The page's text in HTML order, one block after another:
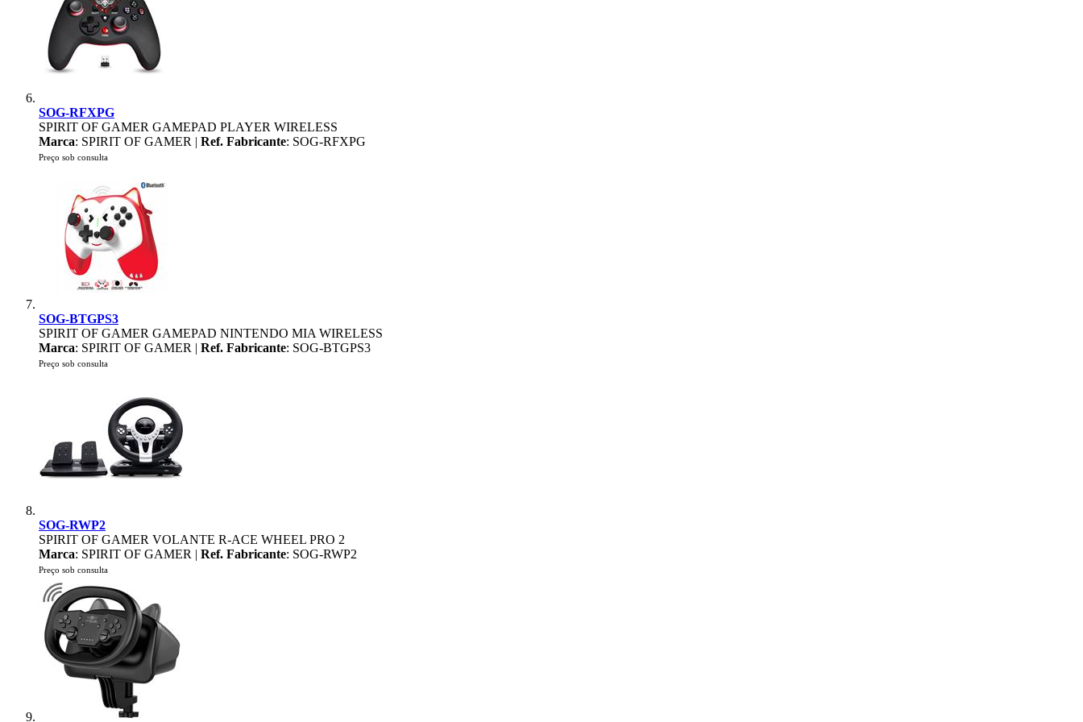
SOG-RFXPG
SPIRIT OF GAMER GAMEPAD PLAYER WIRELESS
Marca: SPIRIT OF GAMER | Ref. Fabricante: SOG-RFXPG
Preço sob consulta
SOG-BTGPS3
SPIRIT OF GAMER GAMEPAD NINTENDO MIA WIRELESS
Marca: SPIRIT OF GAMER | Ref. Fabricante: SOG-BTGPS3
Preço sob consulta
SOG-RWP2
SPIRIT OF GAMER VOLANTE R-ACE WHEEL PRO 2
Marca: SPIRIT OF GAMER | Ref. Fabricante: SOG-RWP2
Preço sob consulta